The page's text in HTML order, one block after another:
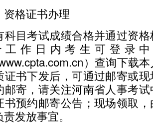
格证书办理
考试成绩合格并通过资格
工作日内考生可登录
www.cpta.com.cn）查询下载
证书下发后，可通过邮寄或
邮寄，请关注河南省人事考
书预约邮寄公告；现场领取
发放事宜。